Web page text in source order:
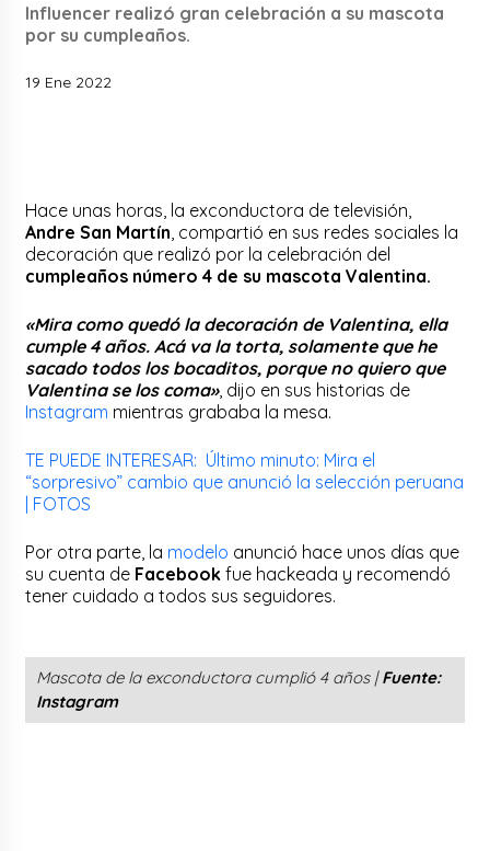
Influencer realizó gran celebración a su mascota
por su cumpleaños.
19 Ene 2022
Hace unas horas, la exconductora de televisión,
Andre San Martín , compartió en sus redes sociales la
decoración que realizó por la celebración del
cumpleaños número 4 de su mascota Valentina.
«Mira como quedó la decoración de Valentina, ella
cumple 4 años. Acá va la torta, solamente que he
sacado todos los bocaditos, porque no quiero que
Valentina se los coma», dijo en sus historias de
Instagram mientras grababa la mesa.
TE PUEDE INTERESAR: Último minuto: Mira el
“sorpresivo” cambio que anunció la selección peruana
| FOTOS
Por otra parte, la modelo anunció hace unos días que
su cuenta de Facebook fue hackeada y recomendó
tener cuidado a todos sus seguidores.
Mascota de la exconductora cumplió 4 años |Fuente:
Instagram